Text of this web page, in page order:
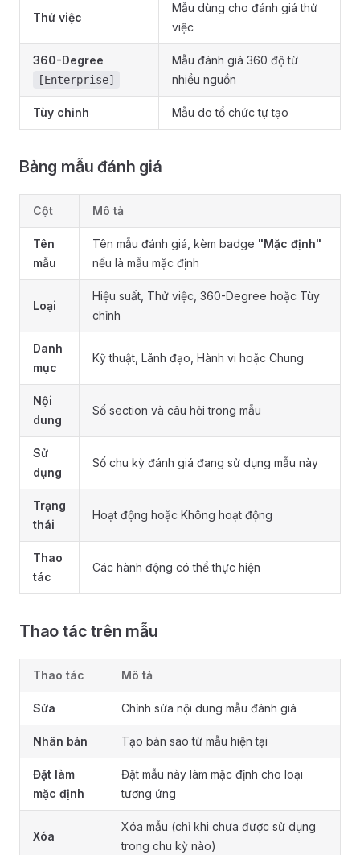
Thử việc
Mẫu dùng cho đánh giá thử
việc
360-Degree
[Enterprise]
Mẫu đánh giá 360 độ từ
nhiều nguồn
Tùy chỉnh Mẫu do tổ chức tự tạo
Bảng mẫu đánh giá
Cột Mô tả
Tên
mẫu
Tên mẫu đánh giá, kèm badge "Mặc định"
nếu là mẫu mặc định
Loại
Hiệu suất, Thử việc, 360-Degree hoặc Tùy
chỉnh
Danh
mục
Kỹ thuật, Lãnh đạo, Hành vi hoặc Chung
Nội
dung
Số section và câu hỏi trong mẫu
Sử
dụng
Số chu kỳ đánh giá đang sử dụng mẫu này
Trạng
thái
Hoạt động hoặc Không hoạt động
Thao
tác
Các hành động có thể thực hiện
Thao tác trên mẫu
Thao tác Mô tả
Sửa Chỉnh sửa nội dung mẫu đánh giá
Nhân bản Tạo bản sao từ mẫu hiện tại
Đặt làm
mặc định
Đặt mẫu này làm mặc định cho loại
tương ứng
Xóa
Xóa mẫu (chỉ khi chưa được sử dụng
trong chu kỳ nào)